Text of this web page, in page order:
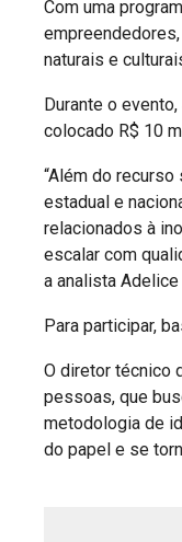
Com uma
naturais e
Durante o
colocado R$ 10
“Além do
estadual e
relacionados à
escalar com
a analista Adelice
Para participar,
O diretor técnico
pessoas, que
metodologia de
do papel e se